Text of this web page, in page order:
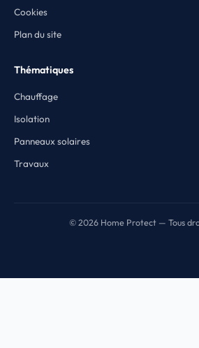
Cookies
Plan du site
Thématiques
Chauffage
Isolation
Panneaux solaires
Travaux
© 2026 Home Protect — Tous